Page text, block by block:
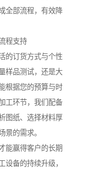
全部流程，有效降
程支持
的订货方式与个性
样品测试，还是大
根据您的预算与时
工环节，我们配备
图纸、选择材料厚
景的需求。
能赢得客户的长期
设备的持续升级，